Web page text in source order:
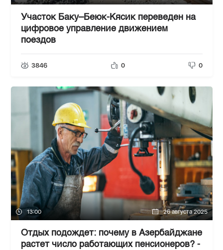
Участок Баку–Беюк-Кясик переведен на
цифровое управление движением
поездов
3846 0 0
13:00 26 августа 2025
Отдых подождет: почему в Азербайджане
растет число работающих пенсионеров? -